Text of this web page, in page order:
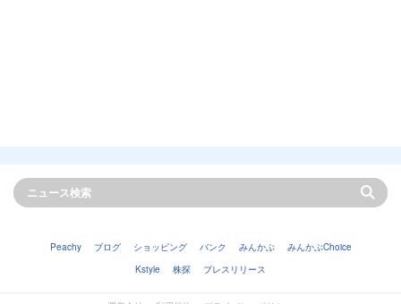
Peachy ブログ ショッピング バンク みんかぶ
みんかぶChoice
Kstyle
株探 プレスリリース